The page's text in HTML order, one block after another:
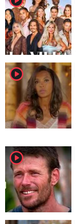
player2
player2